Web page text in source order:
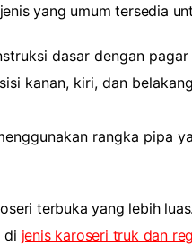
yang umum tersedia
dasar dengan
kanan, kiri, dan
rangka pipa
terbuka yang lebih
di jenis karoseri truk dan